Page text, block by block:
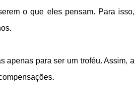
o que eles pensam. Para isso,
apenas para ser um troféu. Assim, a